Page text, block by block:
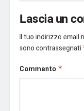
Lascia un
Il tuo indirizzo email
sono contrassegnati
Commento *